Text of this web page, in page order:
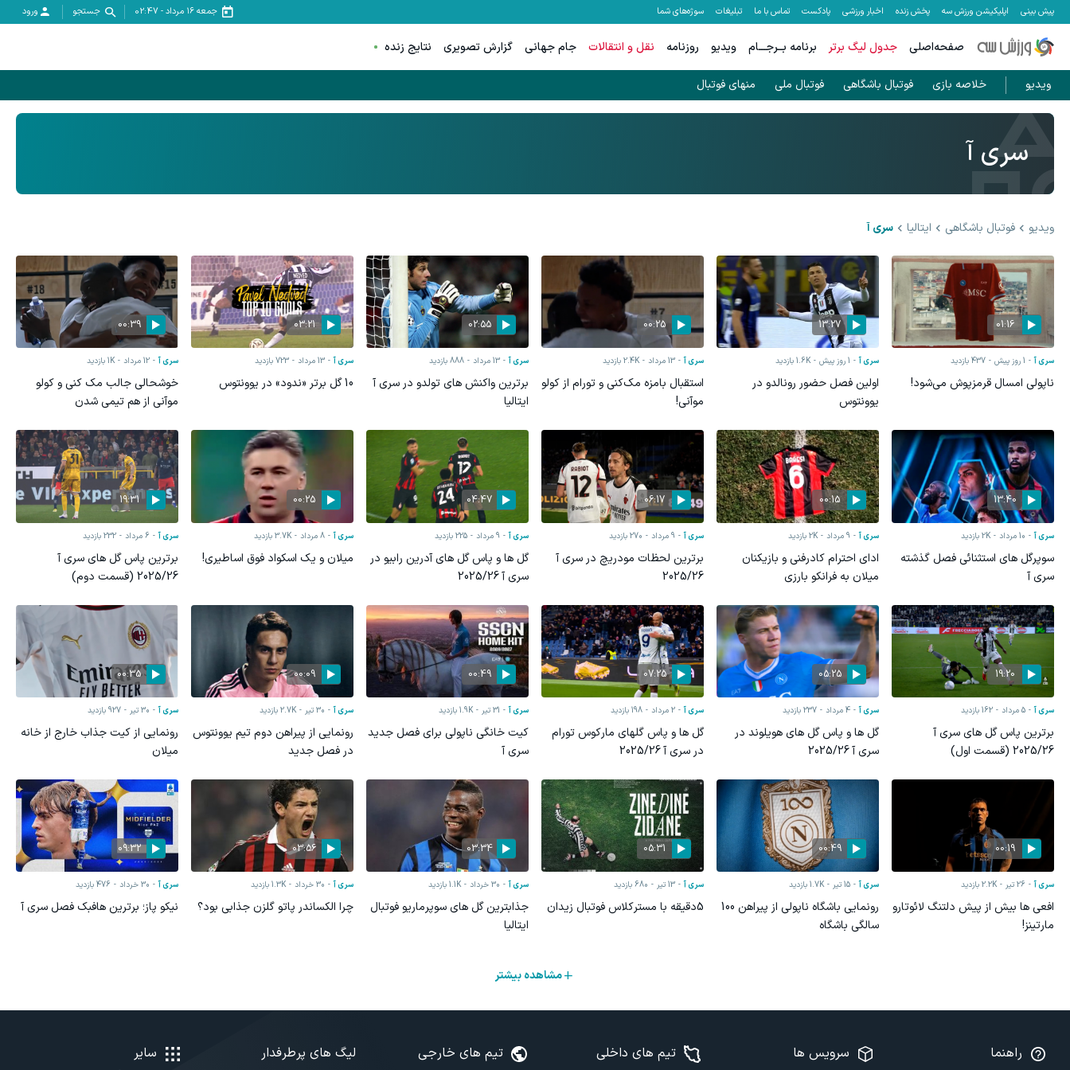
پیش بینی اپلیکیشن ورزش سه پخش زنده اخبار ورزشی پادکست تماس با ما تبلیغات سوژه‌های شما جمعه ۱۶ مرداد -
02:47 جستجو ورود
صفحه‌اصلی جدول لیگ برتر برنامه بــرجـــام ویدیو روزنامه نقل و انتقالات جام جهانی گزارش تصویری نتایج زنده
ویدیو خلاصه بازی فوتبال باشگاهی فوتبال ملی منهای فوتبال
سری آ
ویدیو فوتبال باشگاهی ایتالیا سری آ
01:16
سری آ 1 روز پیش 437 بازدید
ناپولی امسال قرمزپوش می‌شود!
13:27
سری آ 1 روز پیش 1.6K بازدید
اولین فصل حضور رونالدو در
یوونتوس
00:25
سری آ 13 مرداد 2.4K بازدید
استقبال بامزه مک‌کنی و تورام از کولو
موآنی!
02:55
سری آ 13 مرداد 888 بازدید
برترین واکنش های تولدو در سری آ
ایتالیا
03:21
سری آ 13 مرداد 723 بازدید
10 گل برتر «ندود» در یوونتوس
00:39
سری آ 12 مرداد 1K بازدید
خوشحالی جالب مک کنی و کولو
موآنی از هم تیمی شدن
13:40
سری آ 10 مرداد 2K بازدید
سوپرگل های استثنائی فصل گذشته
سری آ
00:15
سری آ 9 مرداد 2K بازدید
ادای احترام کادرفنی و بازیکنان
میلان به فرانکو بارزی
06:17
سری آ 9 مرداد 270 بازدید
برترین لحظات مودریچ در سری آ
2025/26
04:47
سری آ 9 مرداد 225 بازدید
گل ها و پاس گل های آدرین رابیو در
سری آ 2025/26
00:25
سری آ 8 مرداد 3.7K بازدید
میلان و یک اسکواد فوق اساطیری!
19:31
سری آ 6 مرداد 232 بازدید
برترین پاس گل های سری آ
2025/26 (قسمت دوم)
19:20
سری آ 5 مرداد 162 بازدید
برترین پاس گل های سری آ
2025/26 (قسمت اول)
05:25
سری آ 4 مرداد 237 بازدید
گل ها و پاس گل های هویلوند در
سری آ 2025/26
07:25
سری آ 2 مرداد 198 بازدید
گل ها و پاس گلهای مارکوس تورام
در سری آ 2025/26
00:49
سری آ 31 تیر 1.9K بازدید
کیت خانگی ناپولی برای فصل جدید
سری آ
00:09
سری آ 30 تیر 2.7K بازدید
رونمایی از پیراهن دوم تیم یوونتوس
در فصل جدید
00:35
سری آ 30 تیر 927 بازدید
رونمایی از کیت جذاب خارج از خانه
میلان
00:19
سری آ 26 تیر 2.2K بازدید
افعی ها بیش از پیش دلتنگ لائوتارو
مارتینز!
00:49
سری آ 15 تیر 1.7K بازدید
رونمایی باشگاه ناپولی از پیراهن 100
سالگی باشگاه
05:31
سری آ 13 تیر 680 بازدید
5دقیقه با مسترکلاس فوتبال زیدان
03:34
سری آ 30 خرداد 1.1K بازدید
جذابترین گل های سوپرماریو فوتبال
ایتالیا
03:56
سری آ 30 خرداد 1.3K بازدید
چرا الکساندر پاتو گلزن جذابی بود؟
09:32
سری آ 30 خرداد 476 بازدید
نیکو پاز؛ برترین هافبک فصل سری آ
مشاهده بیشتر
راهنما سرویس ها تیم های داخلی تیم های خارجی لیگ های پرطرفدار سایر